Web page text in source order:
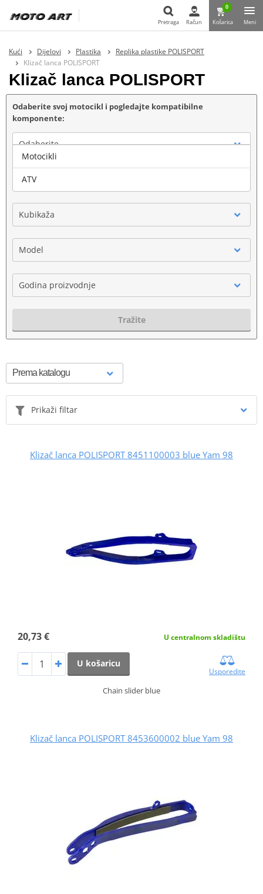
Pretraga Račun
0
Košarica Meni
Kući Dijelovi Plastika
Replika plastike POLISPORT
Klizač lanca POLISPORT
Klizač lanca POLISPORT
Odaberite svoj motocikl i pogledajte kompatibilne
komponente:
Odaberite
Marka
Kubikaža
Model
Godina proizvodnje
Tražite
Prikaži filtar
Klizač lanca POLISPORT 8451100003 blue Yam 98
20,73 € U centralnom skladištu
U košaricu
Usporedite
Chain slider blue
Klizač lanca POLISPORT 8453600002 blue Yam 98
Motocikli
ATV